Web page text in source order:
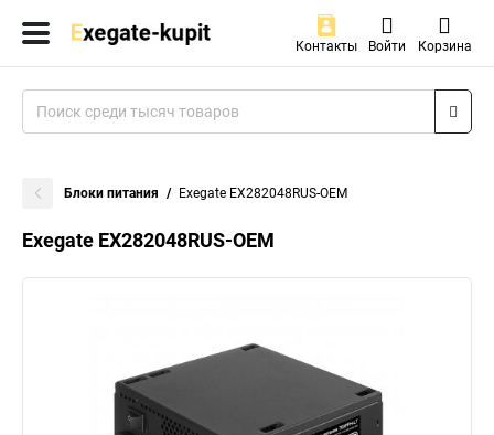
Контакты Войти Корзина
Блоки питания Exegate EX282048RUS-OEM
Exegate EX282048RUS-OEM